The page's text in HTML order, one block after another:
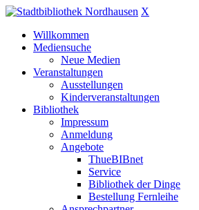
X
Willkommen
Mediensuche
Neue Medien
Veranstaltungen
Ausstellungen
Kinderveranstaltungen
Bibliothek
Impressum
Anmeldung
Angebote
ThueBIBnet
Service
Bibliothek der Dinge
Bestellung Fernleihe